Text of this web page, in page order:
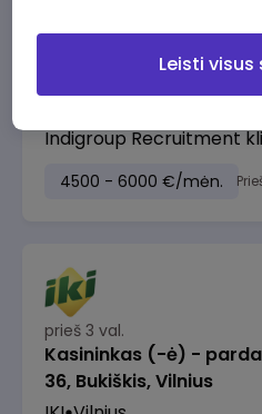
Indigroup Recruitment
4500 - 6000 €/mėn.
prieš 3 val.
Kasininkas (-ė) -
36, Bukiškis, Vilnius
Leisti visus